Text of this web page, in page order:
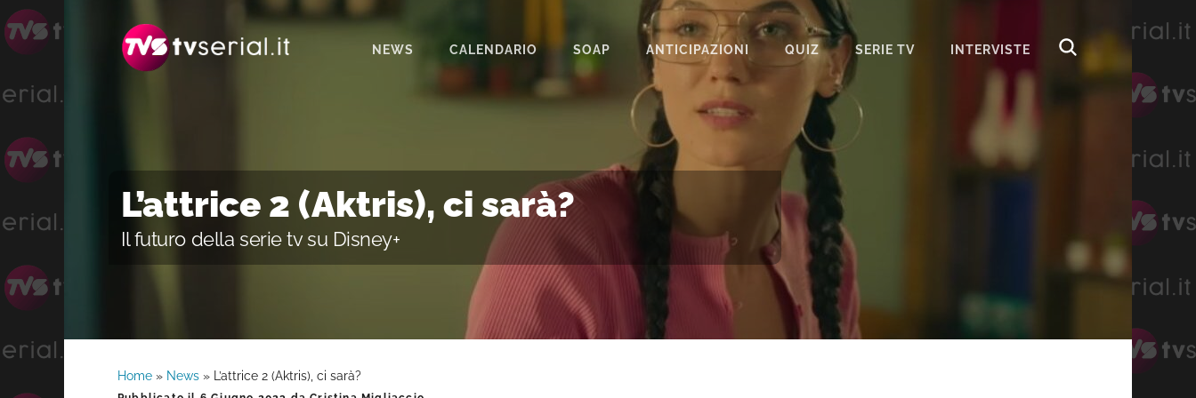
navigazione
contenuto
NEWS CALENDARIO SOAP
BEAUTIFUL
IL PARADISO DELLE SIGNORE
LA PROMESSA
SEGRETI DI FAMIGLIA
ANTICIPAZIONI QUIZ SERIE TV INTERVISTE
L’attrice 2 (Aktris), ci sarà?
Il futuro della serie tv su Disney+
Home » News » L’attrice 2 (Aktris), ci sarà?